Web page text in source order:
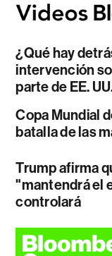
¿Qué hay
intervención
parte de EE.
Copa Mundial
batalla de las
Trump afirma
"mantendrá el
controlará